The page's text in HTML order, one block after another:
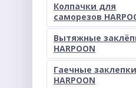
Колпачки для
саморезов
Вытяжные
HARPOON
Гаечные заклепки
HARPOON